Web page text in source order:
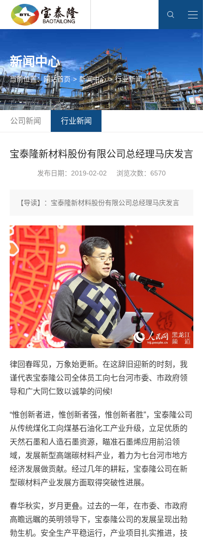
新闻中心
当前位置：网站首页 > 新闻中心 > 行业新闻
公司新闻 行业新闻
宝泰隆新材料股份有限公司总经理马庆发言
发布日期：2019-02-02 浏览次数：6570
【导读】：宝泰隆新材料股份有限公司总经理马庆发言
律回春晖见，万象始更新。在这辞旧迎新的时刻，我
谨代表宝泰隆公司全体员工向七台河市委、市政府领
导和广大同仁致以诚挚的问候!
“惟创新者进，惟创新者强，惟创新者胜”，宝泰隆公司
从传统煤化工向煤基石油化工产业升级，立足优质的
天然石墨和人造石墨资源，瞄准石墨烯应用前沿领
域，发展新型高端碳材料产业，着力为七台河市地方
经济发展做贡献。经过几年的耕耘，宝泰隆公司在新
型碳材料产业发展方面取得突破性进展。
春华秋实，岁月更叠。过去的一年，在市委、市政府
高瞻远瞩的英明领导下，宝泰隆公司的发展呈现出勃
勃生机。安全生产平稳运行，产业项目扎实推进，技